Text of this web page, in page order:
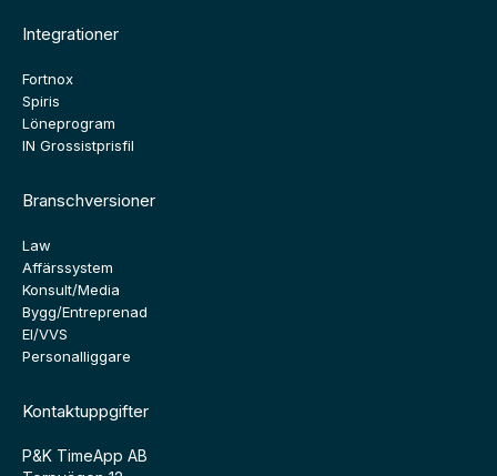
Integrationer
Fortnox
Spiris
Löneprogram
IN Grossistprisfil
Branschversioner
Law
Affärssystem
Konsult/Media
Bygg/Entreprenad
El/VVS
Personalliggare
Kontaktuppgifter
P&K TimeApp AB